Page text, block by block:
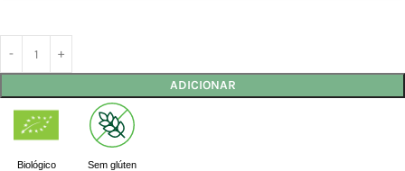
ADICIONAR
Biológico Sem glúten